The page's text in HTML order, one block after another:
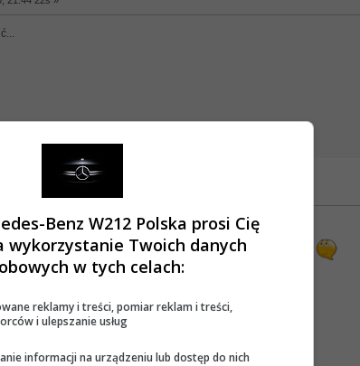
po górskich drogach ( dlatego przepał
)
chyba poniżej 5 l na 100 km . można uzyskać
Benz W212 Polska prosi Cię
wykorzystanie Twoich danych
w tych celach:
reklamy i treści, pomiar reklam i treści,
i ulepszanie usług
informacji na urządzeniu lub dostęp do nich